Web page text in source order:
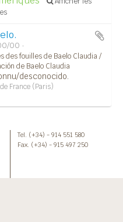
00
des fouilles de Baelo Claudia /
de Baelo Claudia
desconocido.
France (Paris)
Tel. (+34) - 914 551 580
Fax. (+34) - 915 497 250